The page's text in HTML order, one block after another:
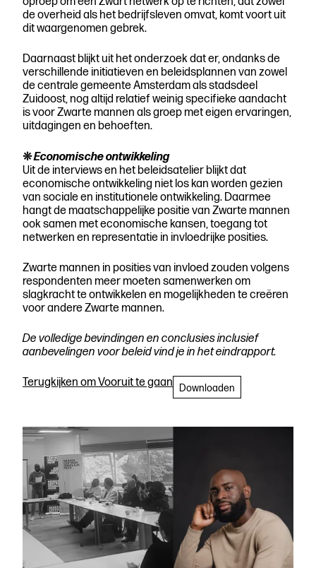
de overheid als het bedrijfsleven omvat, komt voort uit
dit waargenomen gebrek.
Daarnaast blijkt uit het onderzoek dat er, ondanks de
verschillende initiatieven en beleidsplannen van zowel
de centrale gemeente Amsterdam als stadsdeel
Zuidoost, nog altijd relatief weinig specifieke aandacht
is voor Zwarte mannen als groep met eigen ervaringen,
uitdagingen en behoeften.
❊Economische ontwikkeling
Uit de interviews en het beleidsatelier blijkt dat
economische ontwikkeling niet los kan worden gezien
van sociale en institutionele ontwikkeling. Daarmee
hangt de maatschappelijke positie van Zwarte mannen
ook samen met economische kansen, toegang tot
netwerken en representatie in invloedrijke posities.
Zwarte mannen in posities van invloed zouden volgens
respondenten meer moeten samenwerken om
slagkracht te ontwikkelen en mogelijkheden te creëren
voor andere Zwarte mannen.
De volledige bevindingen en conclusies inclusief
aanbevelingen voor beleid vind je in het eindrapport.
Terugkijken om Vooruit te gaan Downloaden